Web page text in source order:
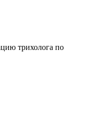
трихолога по